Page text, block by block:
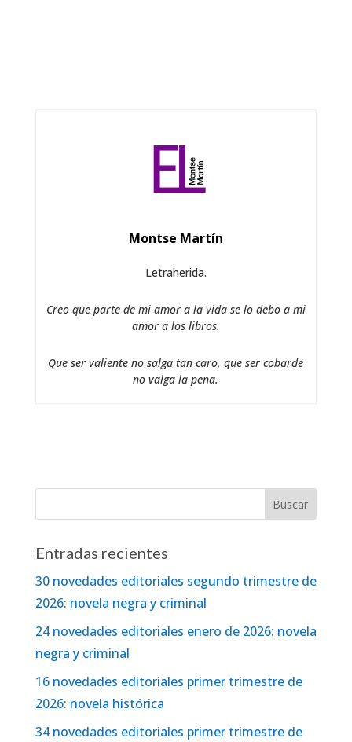
Montse Martín
Letraherida.
Creo que parte de mi amor a la vida se lo debo a mi
amor a los libros.
Que ser valiente no salga tan caro, que ser cobarde
no valga la pena.
Entradas recientes
30 novedades editoriales segundo trimestre de
2026: novela negra y criminal
24 novedades editoriales enero de 2026: novela
negra y criminal
16 novedades editoriales primer trimestre de
2026: novela histórica
34 novedades editoriales primer trimestre de